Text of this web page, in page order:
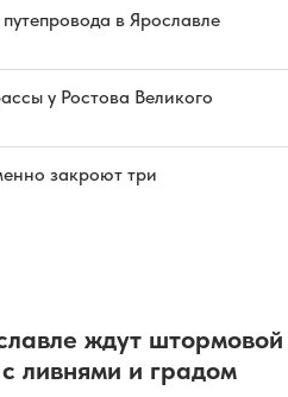
в Ярославле
у Ростова Великого
закроют три
ждут штормовой
ливнями и градом